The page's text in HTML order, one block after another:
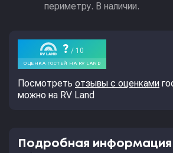
периметру. В наличии.
Посмотреть отзывы с оценками
можно на RV Land
Подробная